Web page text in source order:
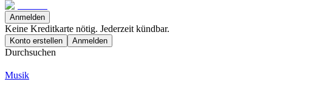
Anmelden
Keine Kreditkarte nötig. Jederzeit kündbar.
Konto erstellen Anmelden
Durchsuchen
Musik